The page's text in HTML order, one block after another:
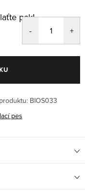
pak!
BIOS033
pes